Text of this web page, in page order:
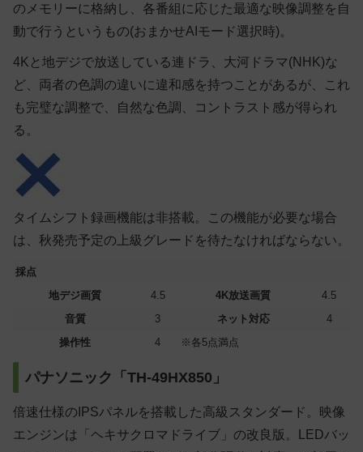
のメモリーに格納し、各番組に応じた最適な映像調整を自
動で行うというもの(おまかせAIモード選択時)。
4Kと地デジで放送している連ドラ、大河ドラマ(NHK)な
ど、両者の色調の違いに違和感を持つことがあるが、これ
も完璧な調整で、自然な色調、コントラスト感が得られ
る。
タイムシフト録画機能は非搭載。この機能が必要な場合
は、秋発売予定の上級グレードを待たなければならない。
採点
地デジ画質
4.5 4K放送画質
4.5
音質
3 ネット対応
4
操作性
4 ※各5点満点
パナソニック「TH-49HX850」
倍速仕様のIPSパネルを搭載した高級スタンダード。映像
エンジンは「ヘキサクロマドライブ」の改良版。LEDバッ